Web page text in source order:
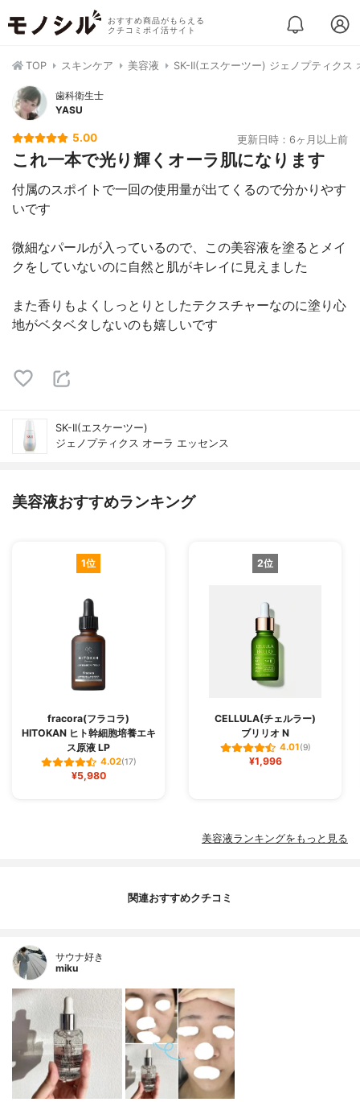
おすすめ商品がもらえる
クチコミポイ活サイト
TOP スキンケア 美容液 SK-II(エスケーツー) ジェノプティクス
歯科衛生士
YASU
5.00 更新日時：6ヶ月以上前
これ一本で光り輝くオーラ肌になります
付属のスポイトで一回の使用量が出てくるので分かりやす
いです
微細なパールが入っているので、この美容液を塗るとメイ
クをしていないのに自然と肌がキレイに見えました
また香りもよくしっとりとしたテクスチャーなのに塗り心
地がベタベタしないのも嬉しいです
SK-II(エスケーツー)
ジェノプティクス オーラ エッセンス
美容液おすすめランキング
1位
fracora(フラコラ)
HITOKAN ヒト幹細胞培養エキ
ス原液 LP
4.02(17)
¥5,980
2位
CELLULA(チェルラー)
ブリリオ N
4.01(9)
¥1,996
美容液ランキングをもっと見る
関連おすすめクチコミ
サウナ好き
miku